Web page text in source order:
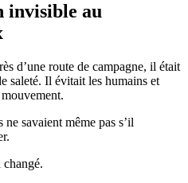
invisible au
d’une route de campagne, il était
saleté. Il évitait les humains et
savaient même pas s’il
changé.